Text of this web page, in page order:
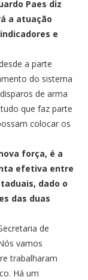
Paes diz
a atuação
e
a parte
do sistema
de arma
que faz parte
colocar os
força, é a
efetiva entre
dado o
das duas
de
vamos
trabalharam
Há um